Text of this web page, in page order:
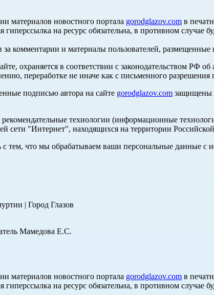
материалов новостного портала gorodglazov.com в
гиперссылка на ресурс обязательна, в противном
за комментарии и материалы пользователей, размещенные
охраняется в соответствии с законодательством РФ
переработке не иначе как с письменного разрешения
подписью автора на сайте gorodglazov.com защищены
технологии (информационные
сети "Интернет", находящихся на территории
с тем, что мы обрабатываем ваши персональные данные с
| Город Глазов
Мамедова Е.С.
материалов новостного портала gorodglazov.com в
гиперссылка на ресурс обязательна, в противном